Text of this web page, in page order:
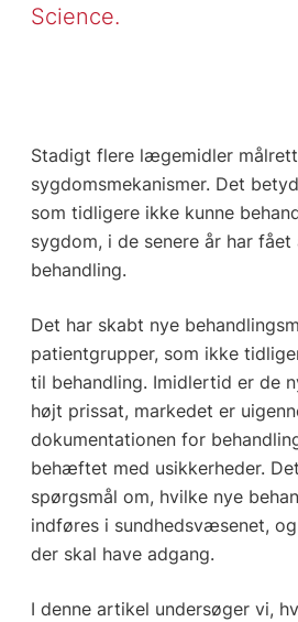
Science.
Stadigt flere lægemidler
sygdomsmekanismer. Det
som tidligere ikke kunne
sygdom, i de senere år har fået
behandling.
Det har skabt nye
patientgrupper, som ikke
til behandling. Imidlertid er de
højt prissat, markedet er
dokumentationen for
behæftet med usikkerheder.
spørgsmål om, hvilke nye
indføres i sundhedsvæsenet,
der skal have adgang.
I denne artikel undersøger vi,